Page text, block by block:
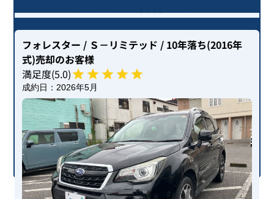
フォレスター / Ｓ－リミテッド / 10年落ち(2016年
式)売却のお客様
満足度(5.0)
成約日： 2026年5月